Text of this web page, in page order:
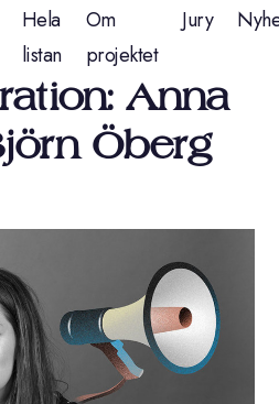
Hela
listan
Om
projektet
Jury
Anna
Öberg